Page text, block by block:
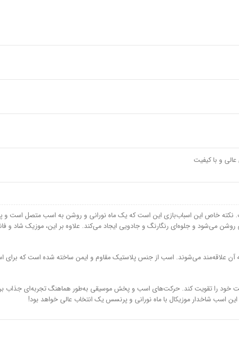
و با کیفیت
خاص این اسباب‌بازی این است که یک ماه نورانی و روشن به اسب متصل است
می‌شود و جلوه‌ای رنگارنگ و جادویی ایجاد می‌کند. علاوه بر این، موزیک شاد و
خود را تقویت کند. حرکت‌های اسب و پخش موسیقی به‌طور هماهنگ تجربه‌ای جذاب
اسب شاخدار موزیکال با ماه نورانی و پرنسس یک انتخاب عالی خواهد بود!